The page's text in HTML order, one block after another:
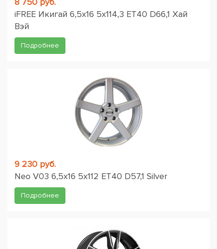
iFREE Икигай 6,5x16 5x114,3 ET40 D66,1 Хай
Вэй
Подробнее
9 230 руб.
Neo V03 6,5x16 5x112 ET40 D57,1 Silver
Подробнее